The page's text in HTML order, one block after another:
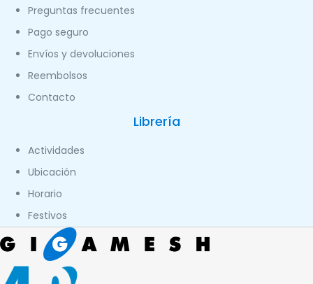
Preguntas frecuentes
Pago seguro
Envíos y devoluciones
Reembolsos
Contacto
Librería
Actividades
Ubicación
Horario
Festivos